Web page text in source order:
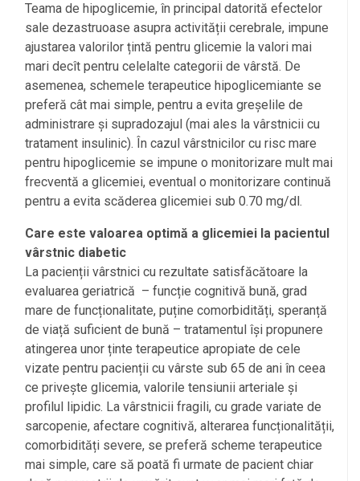
Teama de hipoglicemie, în principal datorită efectelor
sale dezastruoase asupra activității cerebrale, impune
ajustarea valorilor țintă pentru glicemie la valori mai
mari decît pentru celelalte categorii de vârstă. De
asemenea, schemele terapeutice hipoglicemiante se
preferă cât mai simple, pentru a evita greșelile de
administrare și supradozajul (mai ales la vârstnicii cu
tratament insulinic). În cazul vârstnicilor cu risc mare
pentru hipoglicemie se impune o monitorizare mult mai
frecventă a glicemiei, eventual o monitorizare continuă
pentru a evita scăderea glicemiei sub 0.70 mg/dl.
Care este valoarea optimă a glicemiei la pacientul
vârstnic diabetic
La pacienții vârstnici cu rezultate satisfăcătoare la
evaluarea geriatrică – funcție cognitivă bună, grad
mare de funcționalitate, puține comorbidități, speranță
de viață suficient de bună – tratamentul își propunere
atingerea unor ținte terapeutice apropiate de cele
vizate pentru pacienții cu vârste sub 65 de ani în ceea
ce privește glicemia, valorile tensiunii arteriale și
profilul lipidic. La vârstnicii fragili, cu grade variate de
sarcopenie, afectare cognitivă, alterarea funcționalității,
comorbidități severe, se preferă scheme terapeutice
mai simple, care să poată fi urmate de pacient chiar